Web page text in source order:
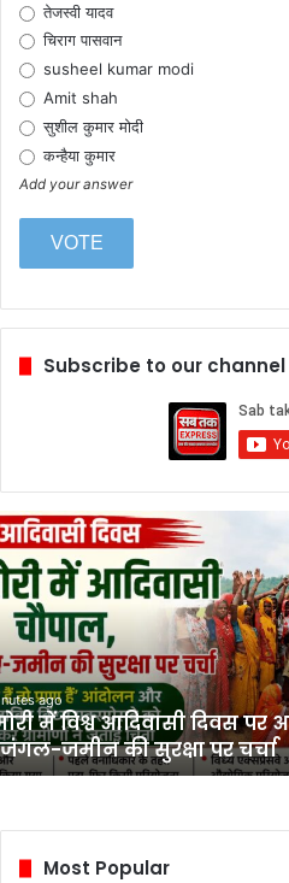
तेजस्वी यादव
चिराग पासवान
susheel kumar modi
Amit shah
सुशील कुमार मोदी
कन्हैया कुमार
Add your answer
Subscribe to our channel
ago
में विश्व आदिवासी दिवस पर
जमीन की सुरक्षा पर चर्चा
Most Popular